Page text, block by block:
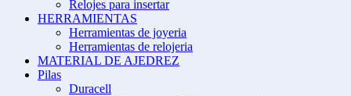
Relojes para insertar
HERRAMIENTAS
Herramientas de joyeria
Herramientas de relojeria
MATERIAL DE AJEDREZ
Pilas
Duracell